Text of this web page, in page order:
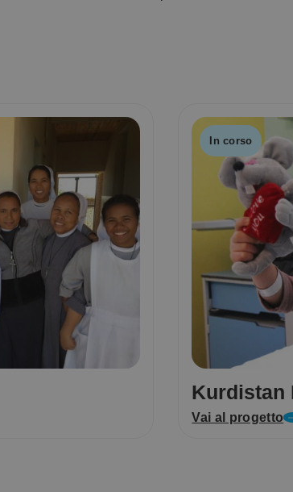
Kurdistan
Vai al progetto
In corso